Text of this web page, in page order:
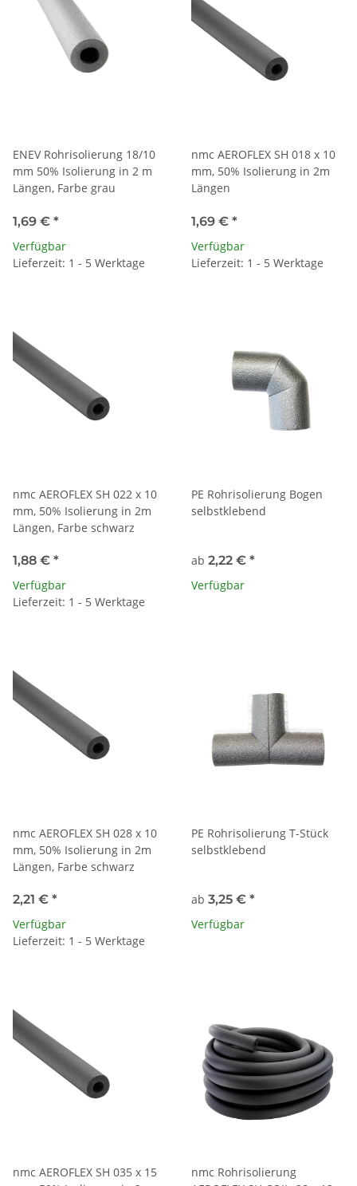
ENEV Rohrisolierung 18/10
mm 50% Isolierung in 2 m
Längen, Farbe grau
1,69 € *
Verfügbar
Lieferzeit: 1 - 5 Werktage
nmc AEROFLEX SH 018 x 10
mm, 50% Isolierung in 2m
Längen
1,69 € *
Verfügbar
Lieferzeit: 1 - 5 Werktage
nmc AEROFLEX SH 022 x 10
mm, 50% Isolierung in 2m
Längen, Farbe schwarz
1,88 € *
Verfügbar
Lieferzeit: 1 - 5 Werktage
PE Rohrisolierung Bogen
selbstklebend
ab 2,22 € *
Verfügbar
nmc AEROFLEX SH 028 x 10
mm, 50% Isolierung in 2m
Längen, Farbe schwarz
2,21 € *
Verfügbar
Lieferzeit: 1 - 5 Werktage
PE Rohrisolierung T-Stück
selbstklebend
ab 3,25 € *
Verfügbar
nmc AEROFLEX SH 035 x 15
nmc Rohrisolierung